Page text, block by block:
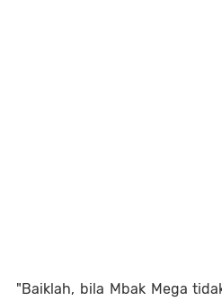
"Baiklah, bila Mbak Mega